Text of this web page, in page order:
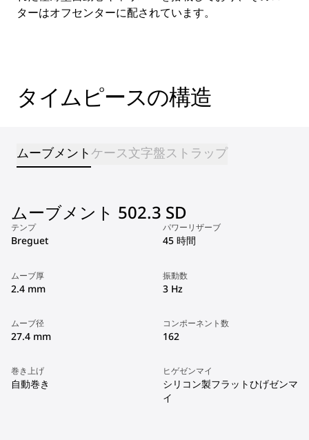
ターはオフセンターに配されています。
タイムピースの構造
ムーブメント ケース文字盤ストラップ
ムーブメント 502.3 SD
テンプ
Breguet
パワーリザーブ
45 時間
ムーブ厚
2.4 mm
振動数
3 Hz
ムーブ径
27.4 mm
コンポーネント数
162
巻き上げ
自動巻き
ヒゲゼンマイ
シリコン製フラットひげゼンマ
イ